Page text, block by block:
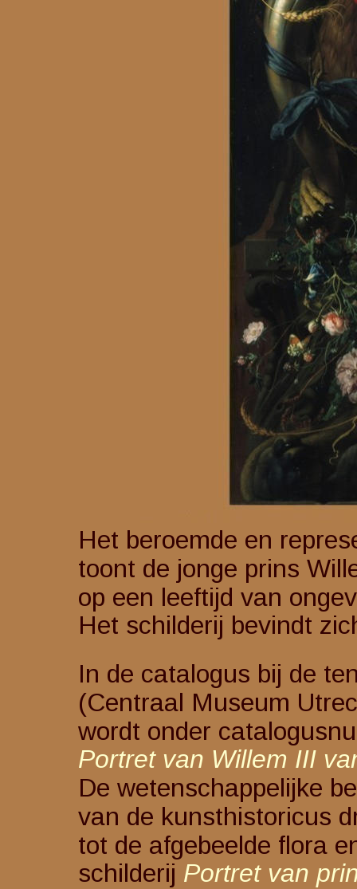
Het beroemde en
toont de
op een leeftijd van
Het schilderij bevindt
In de catalogus bij de
(Centraal Museum
wordt onder
Portret van Willem III
De wetenschappelijke
van de kunsthistoricus
tot de afgebeelde flora
schilderij Portret van